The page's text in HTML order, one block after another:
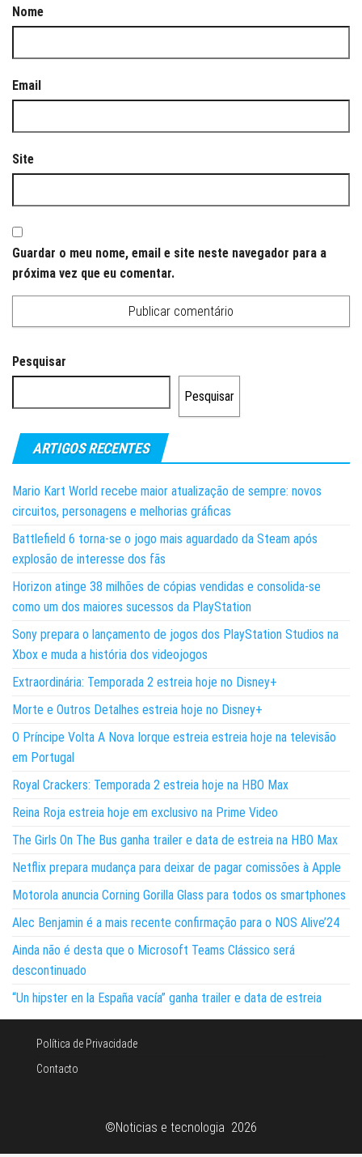
Nome
Email
Site
Guardar o meu nome, email e site neste navegador para a
próxima vez que eu comentar.
Pesquisar
Pesquisar
ARTIGOS RECENTES
Mario Kart World recebe maior atualização de sempre: novos
circuitos, personagens e melhorias gráficas
Battlefield 6 torna-se o jogo mais aguardado da Steam após
explosão de interesse dos fãs
Horizon atinge 38 milhões de cópias vendidas e consolida-se
como um dos maiores sucessos da PlayStation
Sony prepara o lançamento de jogos dos PlayStation Studios na
Xbox e muda a história dos videojogos
Extraordinária: Temporada 2 estreia hoje no Disney+
Morte e Outros Detalhes estreia hoje no Disney+
O Príncipe Volta A Nova Iorque estreia estreia hoje na televisão
em Portugal
Royal Crackers: Temporada 2 estreia hoje na HBO Max
Reina Roja estreia hoje em exclusivo na Prime Video
The Girls On The Bus ganha trailer e data de estreia na HBO Max
Netflix prepara mudança para deixar de pagar comissões à Apple
Motorola anuncia Corning Gorilla Glass para todos os smartphones
Alec Benjamin é a mais recente confirmação para o NOS Alive’24
Ainda não é desta que o Microsoft Teams Clássico será
descontinuado
“Un hipster en la España vacía” ganha trailer e data de estreia
Política de Privacidade
Contacto
©Noticias e tecnologia 2026